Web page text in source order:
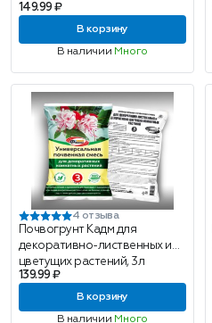
149.99 ₽
В корзину
В наличии Много
4 отзыва
Почвогрунт Кадм для
декоративно-лиственных и
цветущих растений, 3л
139.99 ₽
В корзину
В наличии Много